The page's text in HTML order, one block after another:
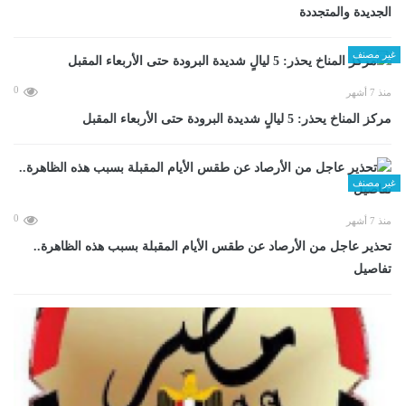
الجديدة والمتجددة
غير مصنف
منذ 7 أشهر 0
مركز المناخ يحذر: 5 ليالٍ شديدة البرودة حتى الأربعاء المقبل
غير مصنف
منذ 7 أشهر 0
تحذير عاجل من الأرصاد عن طقس الأيام المقبلة بسبب هذه الظاهرة..
تفاصيل